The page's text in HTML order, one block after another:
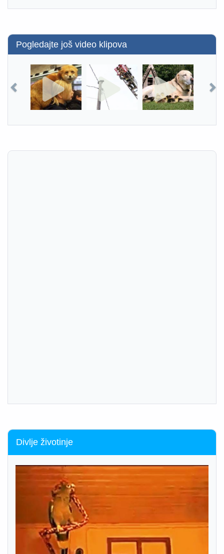
Pogledajte još video klipova
Divlje životinje